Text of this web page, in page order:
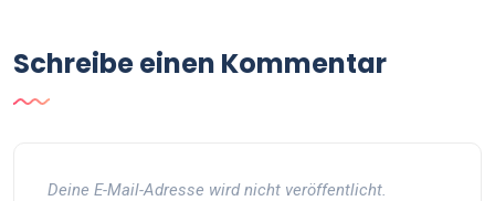
Schreibe einen Kommentar
Deine E-Mail-Adresse wird nicht veröffentlicht.